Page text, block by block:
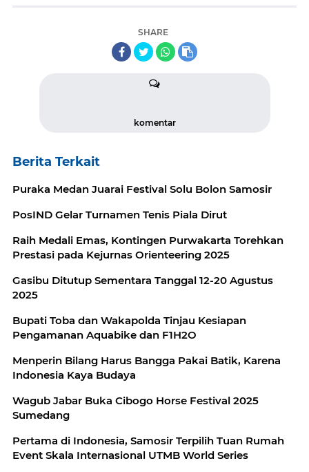
SHARE
komentar
Berita Terkait
Puraka Medan Juarai Festival Solu Bolon Samosir
PosIND Gelar Turnamen Tenis Piala Dirut
Raih Medali Emas, Kontingen Purwakarta Torehkan
Prestasi pada Kejurnas Orienteering 2025
Gasibu Ditutup Sementara Tanggal 12-20 Agustus
2025
Bupati Toba dan Wakapolda Tinjau Kesiapan
Pengamanan Aquabike dan F1H2O
Menperin Bilang Harus Bangga Pakai Batik, Karena
Indonesia Kaya Budaya
Wagub Jabar Buka Cibogo Horse Festival 2025
Sumedang
Pertama di Indonesia, Samosir Terpilih Tuan Rumah
Event Skala Internasional UTMB World Series